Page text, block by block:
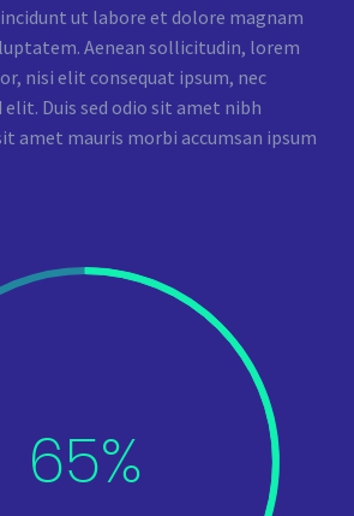
ut labore et dolore magnam
Aenean sollicitudin, lorem
nisi elit consequat ipsum, nec
Duis sed odio sit amet nibh
amet mauris morbi accumsan ipsum
65%